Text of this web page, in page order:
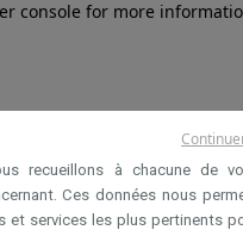
console for more
recueillons à chacune de
Ces données nous
et services les plus pertinents